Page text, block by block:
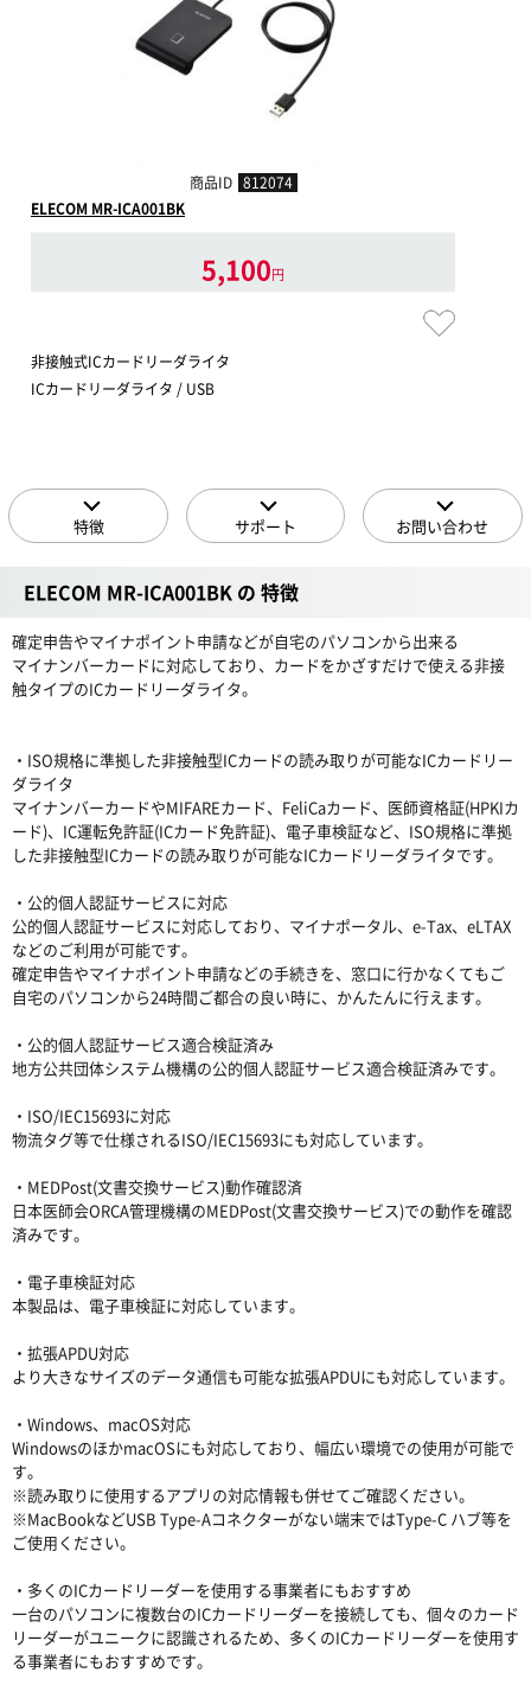
商品ID 812074
ELECOM MR-ICA001BK
5,100円
非接触式ICカードリーダライタ
ICカードリーダライタ / USB
特徴 サポート お問い合わせ
ELECOM MR-ICA001BK の 特徴
確定申告やマイナポイント申請などが自宅のパソコンから出来る
マイナンバーカードに対応しており、カードをかざすだけで使える非接
触タイプのICカードリーダライタ。
・ISO規格に準拠した非接触型ICカードの読み取りが可能なICカードリー
ダライタ
マイナンバーカードやMIFAREカード、FeliCaカード、医師資格証(HPKIカ
ード)、IC運転免許証(ICカード免許証)、電子車検証など、ISO規格に準拠
した非接触型ICカードの読み取りが可能なICカードリーダライタです。
・公的個人認証サービスに対応
公的個人認証サービスに対応しており、マイナポータル、e-Tax、eLTAX
などのご利用が可能です。
確定申告やマイナポイント申請などの手続きを、窓口に行かなくてもご
自宅のパソコンから24時間ご都合の良い時に、かんたんに行えます。
・公的個人認証サービス適合検証済み
地方公共団体システム機構の公的個人認証サービス適合検証済みです。
・ISO/IEC15693に対応
物流タグ等で仕様されるISO/IEC15693にも対応しています。
・MEDPost(文書交換サービス)動作確認済
日本医師会ORCA管理機構のMEDPost(文書交換サービス)での動作を確認
済みです。
・電子車検証対応
本製品は、電子車検証に対応しています。
・拡張APDU対応
より大きなサイズのデータ通信も可能な拡張APDUにも対応しています。
・Windows、macOS対応
WindowsのほかmacOSにも対応しており、幅広い環境での使用が可能で
す。
※読み取りに使用するアプリの対応情報も併せてご確認ください。
※MacBookなどUSB Type-Aコネクターがない端末ではType-C ハブ等を
ご使用ください。
・多くのICカードリーダーを使用する事業者にもおすすめ
一台のパソコンに複数台のICカードリーダーを接続しても、個々のカード
リーダーがユニークに認識されるため、多くのICカードリーダーを使用す
る事業者にもおすすめです。